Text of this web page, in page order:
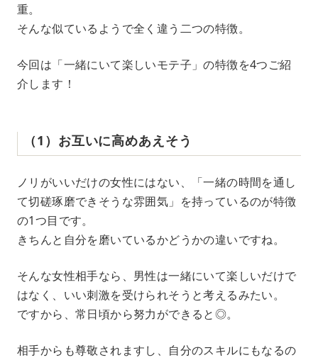
重。
そんな似ているようで全く違う二つの特徴。
今回は「一緒にいて楽しいモテ子」の特徴を4つご紹
介します！
（1）お互いに高めあえそう
ノリがいいだけの女性にはない、「一緒の時間を通し
て切磋琢磨できそうな雰囲気」を持っているのが特徴
の1つ目です。
きちんと自分を磨いているかどうかの違いですね。
そんな女性相手なら、男性は一緒にいて楽しいだけで
はなく、いい刺激を受けられそうと考えるみたい。
ですから、常日頃から努力ができると◎。
相手からも尊敬されますし、自分のスキルにもなるの